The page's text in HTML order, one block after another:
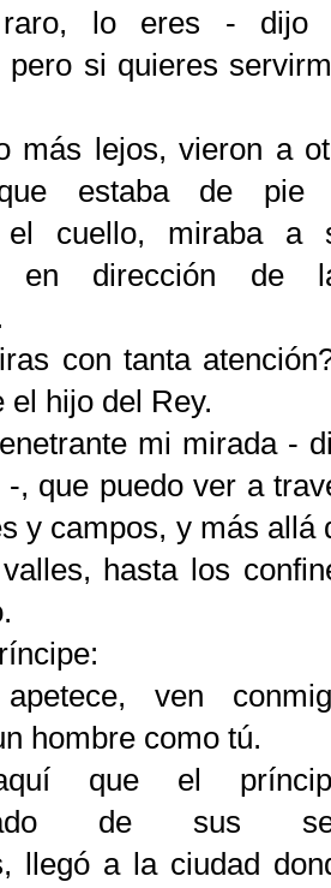
lo eres - dijo
pero si quieres
más lejos, vieron a
estaba de pie
el cuello, miraba a
en dirección de
con tanta
el hijo del Rey.
mi mirada -
-, que puedo ver a
y campos, y más allá
hasta los
ven
hombre como tú.
que el
de sus
llegó a la ciudad